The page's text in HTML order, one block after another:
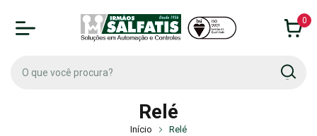
0
Relé
Início Relé